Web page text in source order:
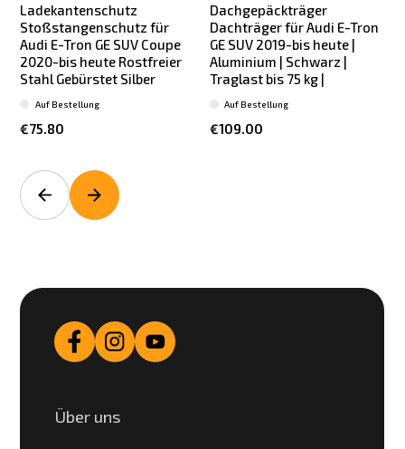
Ladekantenschutz
Stoßstangenschutz für
Audi E-Tron GE SUV Coupe
2020-bis heute Rostfreier
Stahl Gebürstet Silber
€75.80
Auf Bestellung
Dachgepäckträger
Dachträger für Audi E-Tron
GE SUV 2019-bis heute |
Aluminium | Schwarz |
Traglast bis 75 kg |
€109.00
Auf Bestellung
Über uns